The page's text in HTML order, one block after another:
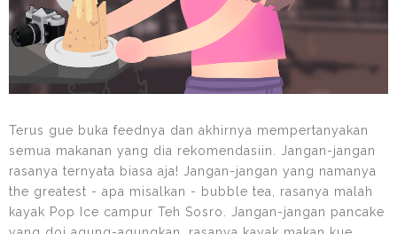
Terus gue buka feednya dan akhirnya mempertanyakan
semua makanan yang dia rekomendasiin. Jangan-jangan
rasanya ternyata biasa aja! Jangan-jangan yang namanya
the greatest - apa misalkan - bubble tea, rasanya malah
kayak Pop Ice campur Teh Sosro. Jangan-jangan pancake